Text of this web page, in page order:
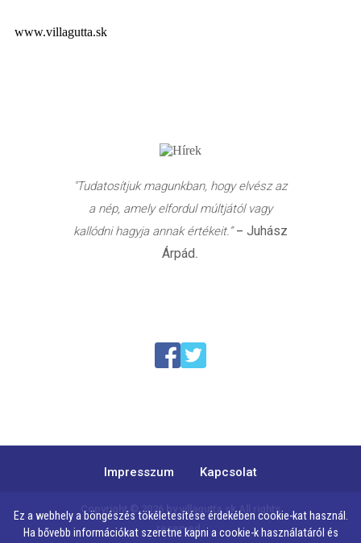
www.villagutta.sk
"Tudatosítjuk magunkban, hogy elvész az
a nép, amely elfordul múltjától vagy
kallódni hagyja annak értékeit.”– Juhász
Árpád.
Impresszum Kapcsolat
Copyright © 2026 by villagutta.skAll rights
reserved.
Ez a webhely a böngészés tökéletesítése érdekében cookie-kat használ.
Ha bővebb információkat szeretne kapni a cookie-k használatáról és